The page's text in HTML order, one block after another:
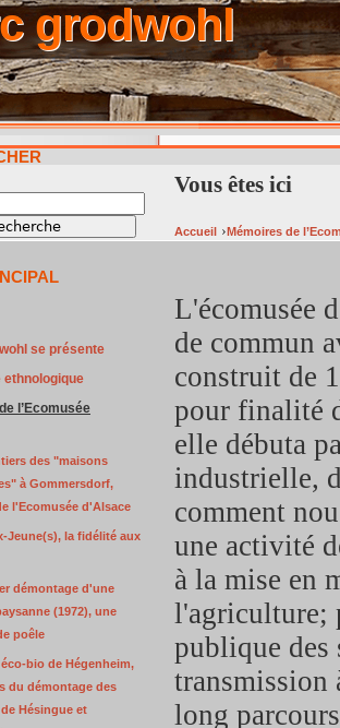
grodwohl
Vous êtes ici
Accueil ›Mémoires de
L'écomusée
de commun
construit de
pour finalité
elle débuta
industrielle,
comment
une activité
à la mise en
l'agriculture;
publique des
transmission
long
se présente
ethnologique
l’Ecomusée
des "maisons
à Gommersdorf,
l'Ecomusée d'Alsace
Jeune(s), la fidélité aux
démontage d'une
(1972), une
poêle
bio de Hégenheim,
du démontage des
Hésingue et